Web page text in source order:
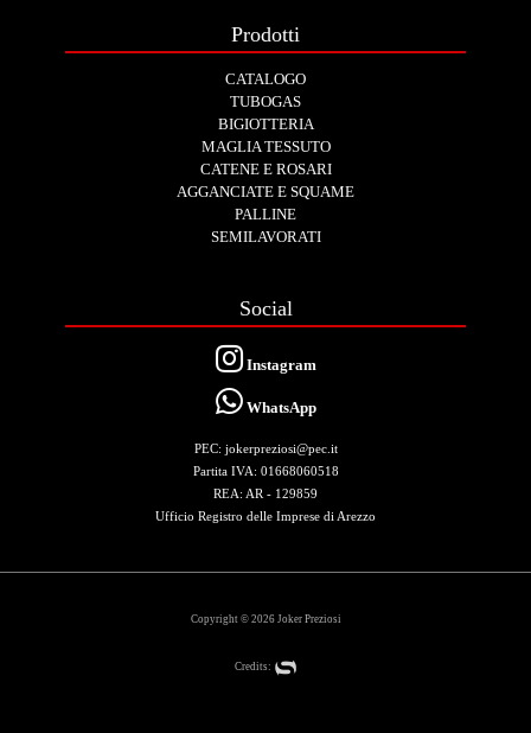
Prodotti
CATALOGO
TUBOGAS
BIGIOTTERIA
MAGLIA TESSUTO
CATENE E ROSARI
AGGANCIATE E SQUAME
PALLINE
SEMILAVORATI
Social
Instagram
WhatsApp
PEC: jokerpreziosi@pec.it
Partita IVA: 01668060518
REA: AR - 129859
Ufficio Registro delle Imprese di Arezzo
Copyright © 2026 Joker Preziosi
Credits: